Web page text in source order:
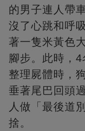
的男子連人帶
沒了心跳和呼
著一隻米黃色
腳步。此時，
整理屍體時，
垂著尾巴回頭
人做「最後道
捨。